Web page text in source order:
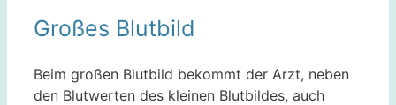
Großes Blutbild
Beim großen Blutbild bekommt der Arzt, neben
den Blutwerten des kleinen Blutbildes, auch